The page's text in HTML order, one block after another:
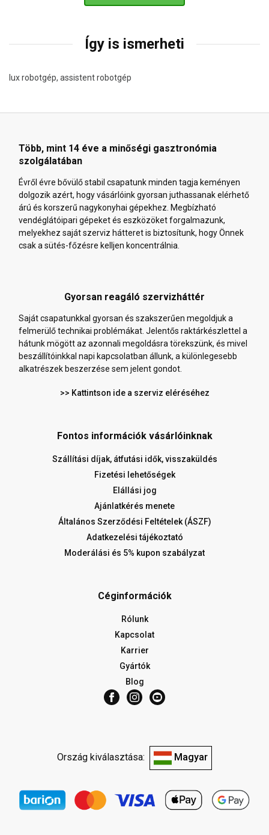
Így is ismerheti
lux robotgép, assistent robotgép
Több, mint 14 éve a minőségi gasztronómia
szolgálatában
Évről évre bővülő stabil csapatunk minden tagja keményen
dolgozik azért, hogy vásárlóink gyorsan juthassanak elérhető
árú és korszerű nagykonyhai gépekhez. Megbízható
vendéglátóipari gépeket és eszközöket forgalmazunk,
melyekhez saját szerviz hátteret is biztosítunk, hogy Önnek
csak a sütés-főzésre kelljen koncentrálnia.
Gyorsan reagáló szervizháttér
Saját csapatunkkal gyorsan és szakszerűen megoldjuk a
felmerülő technikai problémákat. Jelentős raktárkészlettel a
hátunk mögött az azonnali megoldásra törekszünk, és mivel
beszállítóinkkal napi kapcsolatban állunk, a különlegesebb
alkatrészek beszerzése sem jelent gondot.
>> Kattintson ide a szerviz eléréséhez
Fontos információk vásárlóinknak
Szállítási díjak, átfutási idők, visszaküldés
Fizetési lehetőségek
Elállási jog
Ajánlatkérés menete
Általános Szerződési Feltételek (ÁSZF)
Adatkezelési tájékoztató
Moderálási és 5% kupon szabályzat
Céginformációk
Rólunk
Kapcsolat
Karrier
Gyártók
Blog
Ország kiválasztása: Magyar